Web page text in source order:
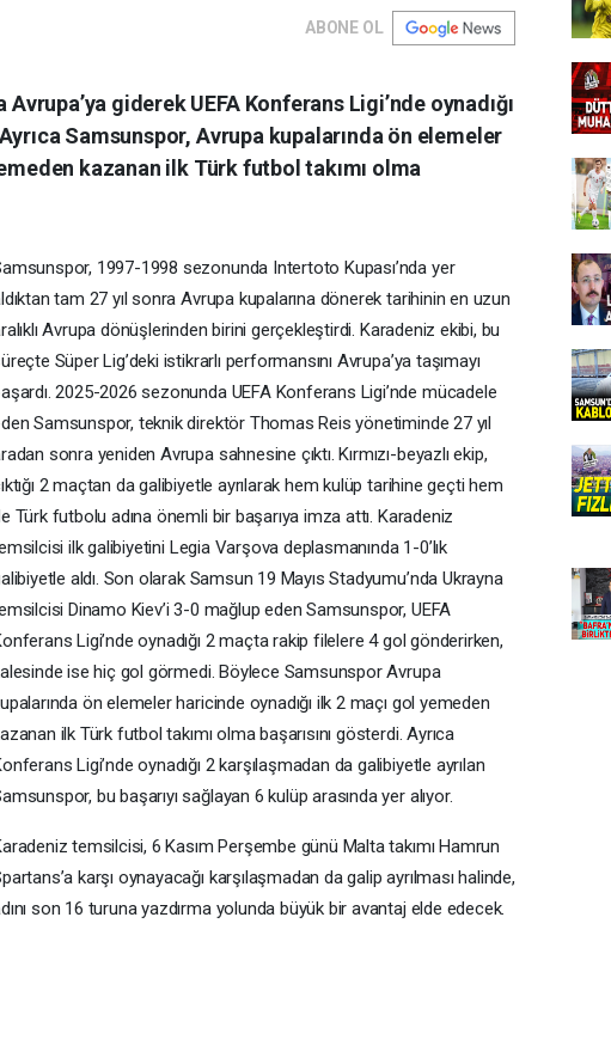
ABONE OL
giderek UEFA Konferans Ligi’nde oynadığı
Samsunspor, Avrupa kupalarında ön elemeler
kazanan ilk Türk futbol takımı olma
1997-1998 sezonunda Intertoto Kupası’nda yer
tam 27 yıl sonra Avrupa kupalarına dönerek tarihinin en uzun
Avrupa dönüşlerinden birini gerçekleştirdi. Karadeniz ekibi, bu
Süper Lig’deki istikrarlı performansını Avrupa’ya taşımayı
2025-2026 sezonunda UEFA Konferans Ligi’nde mücadele
Samsunspor, teknik direktör Thomas Reis yönetiminde 27 yıl
sonra yeniden Avrupa sahnesine çıktı. Kırmızı-beyazlı ekip,
2 maçtan da galibiyetle ayrılarak hem kulüp tarihine geçti hem
Türk futbolu adına önemli bir başarıya imza attı. Karadeniz
ilk galibiyetini Legia Varşova deplasmanında 1-0’lık
aldı. Son olarak Samsun 19 Mayıs Stadyumu’nda Ukrayna
Dinamo Kiev’i 3-0 mağlup eden Samsunspor, UEFA
Ligi’nde oynadığı 2 maçta rakip filelere 4 gol gönderirken,
ise hiç gol görmedi. Böylece Samsunspor Avrupa
ön elemeler haricinde oynadığı ilk 2 maçı gol yemeden
ilk Türk futbol takımı olma başarısını gösterdi. Ayrıca
Ligi’nde oynadığı 2 karşılaşmadan da galibiyetle ayrılan
bu başarıyı sağlayan 6 kulüp arasında yer alıyor.
temsilcisi, 6 Kasım Perşembe günü Malta takımı Hamrun
karşı oynayacağı karşılaşmadan da galip ayrılması halinde,
son 16 turuna yazdırma yolunda büyük bir avantaj elde edecek.